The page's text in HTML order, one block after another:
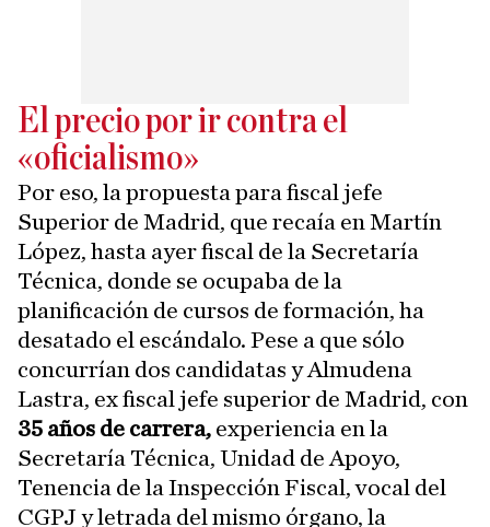
El precio por ir contra el
«oficialismo»
Por eso, la propuesta para fiscal jefe
Superior de Madrid, que recaía en Martín
López, hasta ayer fiscal de la Secretaría
Técnica, donde se ocupaba de la
planificación de cursos de formación, ha
desatado el escándalo. Pese a que sólo
concurrían dos candidatas y Almudena
Lastra, ex fiscal jefe superior de Madrid, con
35 años de carrera, experiencia en la
Secretaría Técnica, Unidad de Apoyo,
Tenencia de la Inspección Fiscal, vocal del
CGPJ y letrada del mismo órgano, la